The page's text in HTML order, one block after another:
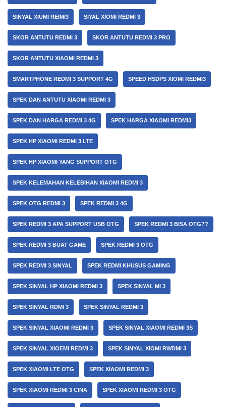
SINYAL XIUMI REIMI3 SIYAL XIOMI REDMI 3
SKOR ANTUTU REDMI 3 SKOR ANTUTU REDMI 3 PRO
SKOR ANTUTU XIAOMI REDMI 3
SMARTPHONE REDMI 3 SUPPORT 4G SPEED HSDPS XIOMI REDMI3
SPEK DAN ANTUTU XIAOMI REDMI 3
SPEK DAN HARGA REDMI 3 4G SPEK HARGA XIAOMI REDMI3
SPEK HP XIAOMI REDMI 3 LTE
SPEK HP XIAOMI YANG SUPPORT OTG
SPEK KELEMAHAN KELEBIHAN XIAOMI REDMI 3
SPEK OTG REDMI 3 SPEK REDMI 3 4G
SPEK REDMI 3 APA SUPPORT USB OTG SPEK REDMI 3 BISA OTG??
SPEK REDMI 3 BUAT GAME SPEK REDMI 3 OTG
SPEK REDMI 3 SINYAL SPEK REDMI KHUSUS GAMING
SPEK SINYAL HP XIAOMI REDMI 3 SPEK SINYAL MI 3
SPEK SINYAL RDMI 3 SPEK SINYAL REDMI 3
SPEK SINYAL XIAOMI REDMI 3 SPEK SINYAL XIAOMI REDMI 3S
SPEK SINYAL XIOEMI REDMI 3 SPEK SINYAL XIOMI RWDMI 3
SPEK XIAOMI LTE OTG SPEK XIAOMI REDMI 3
SPEK XIAOMI REDMI 3 CINA SPEK XIAOMI REDMI 3 OTG